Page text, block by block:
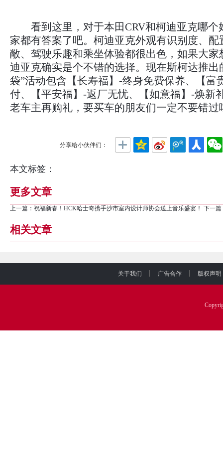
看到这里，对于本田CRV和柯迪亚克哪个
家都有答案了吧。柯迪亚克外观有识别度、配
敞、驾驶乐趣和乘坐体验都很出色，如果大家
迪亚克确实是个不错的选择。现在斯柯达推出
袋”活动包含【长寿福】-终身免费保养、【富
付、【平安福】-返厂无忧、【如意福】-焕新
老车主再购礼，要买车的朋友们一定不要错过
分享给小伙伴们：
本文标签：
更多文章
上一篇： 祝福新春！HCK哈士奇携手沙市室内设计师协会送上音乐盛宴！ 下一篇
相关文章
关于我们 广告合作 版权声明